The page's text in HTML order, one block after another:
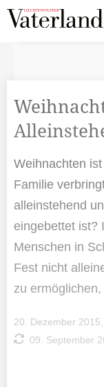
Weihnachten
Familie
alleinstehend
eingebettet ist?
Menschen in
Fest nicht
zu
20. Dezember
09. September